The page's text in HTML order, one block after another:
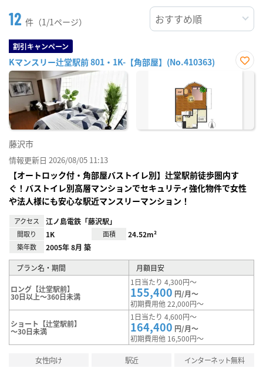
12 件（1/1ページ）
割引キャンペーン
Kマンスリー辻堂駅前 801・1K-【角部屋】(No.410363)
お気
藤沢市
情報更新日 2026/08/05 11:13
【オートロック付・角部屋バストイレ別】辻堂駅前徒歩圏内す
ぐ！バストイレ別高層マンションでセキュリティ強化物件で女性
や法人様にも安心な駅近マンスリーマンション！
アクセス 江ノ島電鉄「藤沢駅」
間取り 1K 面積 24.52m²
築年数 2005年 8月 築
プラン名・期間 月額目安
ロング【辻堂駅前】
30日以上～360日未満
1日当たり 4,300円～
155,400 円/月～
初期費用他 22,000円～
ショート【辻堂駅前】
～30日未満
1日当たり 4,600円～
164,400 円/月～
初期費用他 16,500円～
女性向け 駅近
インターネット無料